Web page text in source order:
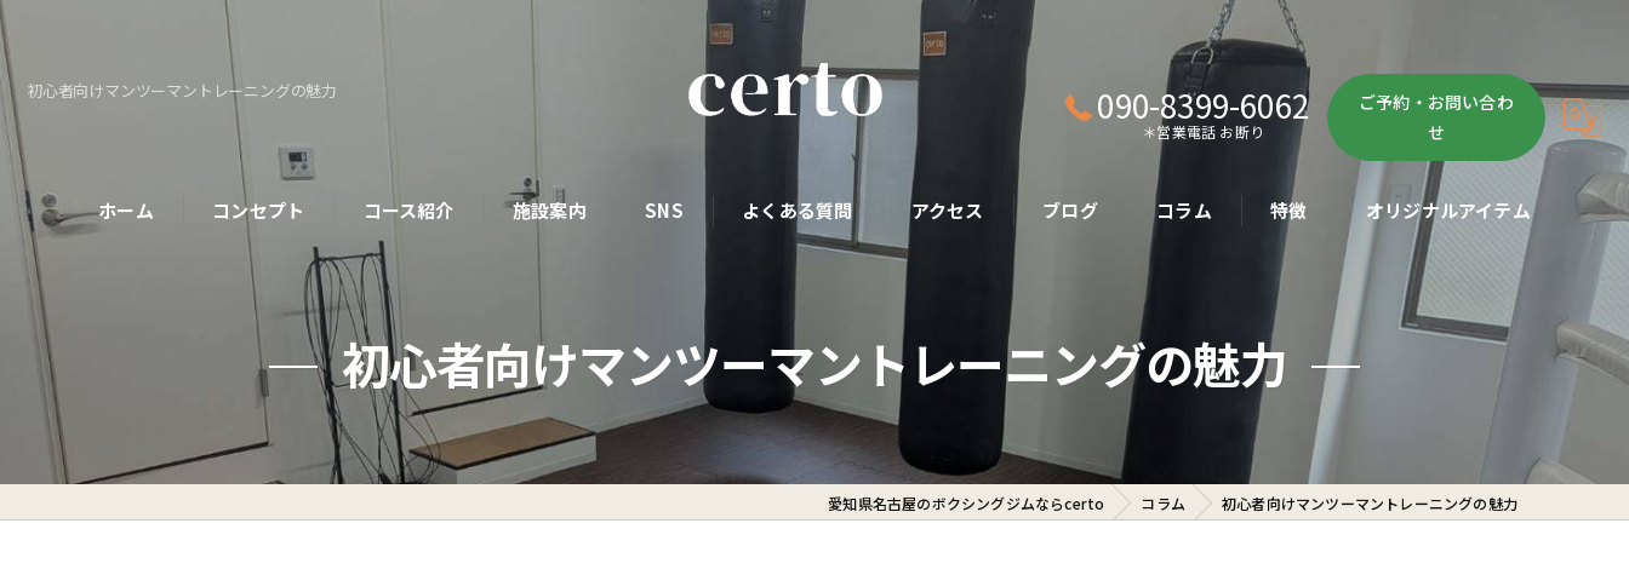
初心者向けマンツーマントレーニングの魅力 090-8399-6062
＊営業電話 お断り
ご予約・お問い合わ
せ
ホーム コンセプト コース紹介
パーソナルコース
初めての方へ
施設案内 SNS よくある質問 アクセス ブログ コラム 特徴
ボクササイズ
パーソナル
ボディメイク
初心者
ダイエット
オリジナルアイテム
初心者向けマンツーマントレーニングの魅力
愛知県名古屋のボクシングジムならcerto コラム 初心者向けマンツーマントレーニングの魅力